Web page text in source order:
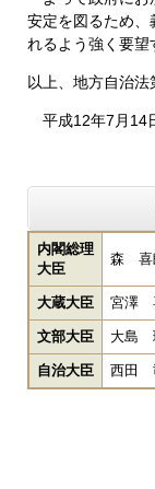
安定を図るため、
れるよう強く要望
以上、地方自治法
平成12年7月14
内閣総理
大臣
森 喜
大蔵大臣 宮澤
文部大臣 大島
自治大臣 西田